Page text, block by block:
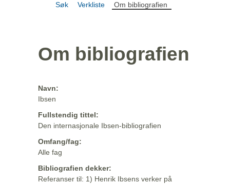
Søk Verkliste Om bibliografien
Om bibliografien
Navn:
Ibsen
Fullstendig tittel:
Den internasjonale Ibsen-bibliografien
Omfang/fag:
Alle fag
Bibliografien dekker:
Referanser til: 1) Henrik Ibsens verker på